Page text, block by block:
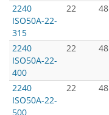
2240
ISO50A-22-
315
22 48
2240
ISO50A-22-
400
22 48
2240
ISO50A-22-
500
22 48